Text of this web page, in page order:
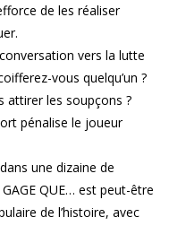
de les réaliser
vers la lutte
vous quelqu’un ?
attirer les soupçons ?
pénalise le joueur
une dizaine de
QUE… est peut-être
de l’histoire, avec